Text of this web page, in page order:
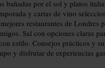
bañadas por el sol y platos
y cartas de vino
restaurantes de Londres
Sal con opciones claras
estilo. Consejos prácticos y
y disfrutar de experiencias